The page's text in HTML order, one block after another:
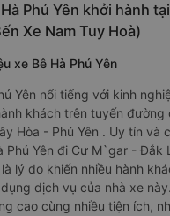
Hà Phú Yên khởi hành
Xe Nam Tuy Hoà)
xe Bê Hà Phú Yên
Yên nổi tiếng với kinh
khách trên tuyến
Hòa - Phú Yên . Uy tín và
Phú Yên đi Cư M`gar - Đắk
là lý do khiến nhiều hành
dịch vụ của nhà xe
cao cùng nhiều tiện ích,